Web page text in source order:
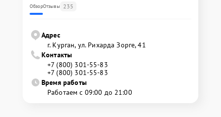
ОбзорОтзывы 235
Адрес
г. Курган, ул. Рихарда Зорге, 41
Контакты
+7 (800) 301-55-83
+7 (800) 301-55-83
Время работы
Работаем с 09:00 до 21:00